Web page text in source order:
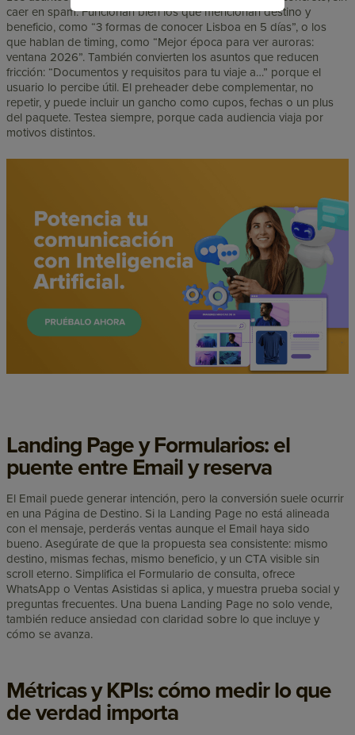
caer en spam. Funcionan bien los que mencionan destino y
beneficio, como “3 formas de conocer Lisboa en 5 días”, o los
que hablan de timing, como “Mejor época para ver auroras:
ventana 2026”. También convierten los asuntos que reducen
fricción: “Documentos y requisitos para tu viaje a…” porque el
usuario lo percibe útil. El preheader debe complementar, no
repetir, y puede incluir un gancho como cupos, fechas o un plus
del paquete. Testea siempre, porque cada audiencia viaja por
motivos distintos.
Landing Page y Formularios: el
puente entre Email y reserva
El Email puede generar intención, pero la conversión suele ocurrir
en una Página de Destino. Si la Landing Page no está alineada
con el mensaje, perderás ventas aunque el Email haya sido
bueno. Asegúrate de que la propuesta sea consistente: mismo
destino, mismas fechas, mismo beneficio, y un CTA visible sin
scroll eterno. Simplifica el Formulario de consulta, ofrece
WhatsApp o Ventas Asistidas si aplica, y muestra prueba social y
preguntas frecuentes. Una buena Landing Page no solo vende,
también reduce ansiedad con claridad sobre lo que incluye y
cómo se avanza.
Métricas y KPIs: cómo medir lo que
de verdad importa